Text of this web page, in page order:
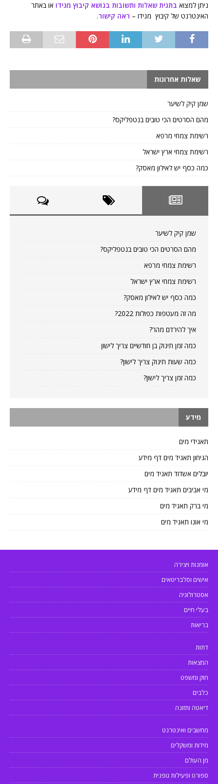
ניתן למצוא בתגית שאלות ותשובות בנושא קיבוץ מגידו או באתר
האינטרנט של קיבוץ מגידו – ראה קישור.
שאלות אחרונות
שמן קיק לשיער
מהם הסרטים הכי טובים בנטפליקס?
רשימת צמחי מרפא
רשימת צמחי ארץ ישראל
כמה כסף יש לאילון מאסק?
שמן קיק לשיער
מהם הסרטים הכי טובים בנטפליקס?
רשימת צמחי מרפא
רשימת צמחי ארץ ישראל
כמה כסף יש לאילון מאסק?
מה זה מעטפות כפולות 2022?
איך להירדם מהר?
כמה זמן תינוק בן חודשיים צריך לישון
כמה שעות תינוק צריך לישון?
כמה זמן צריך לישון?
מידע
תאגידי מים
הגיחון תאגיד מים דף מידע
יובלים אשדוד תאגיד מים
מי אביבים תאגיד מים דף מידע
מי ברק תאגיד מים
מי אונו תאגיד מים
אומנות ויצירה
אישים וסלבריטאים
אסטרולוגיה
בעלי חיים
בריאות
דתות
המצאות
חוק ומשפט
כלבים
דיאטה ותזונה
מחשבים ואינטרנט
מידות ומשקלים
מן העולם
ספורט ופעילות גופנית